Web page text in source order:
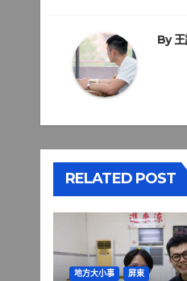
覽
By
RELATED POST
地方大小事 屏東